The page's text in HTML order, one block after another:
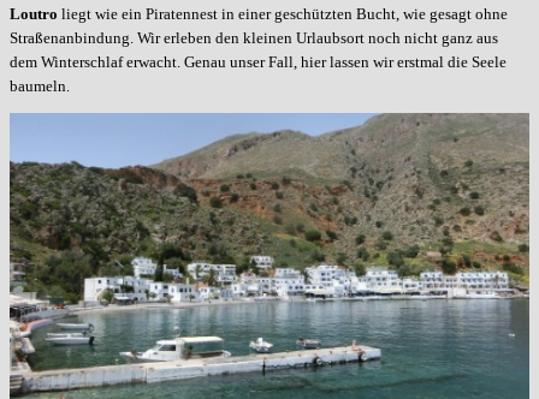
Loutro liegt wie ein Piratennest in einer geschützten Bucht, wie gesagt ohne
Straßenanbindung. Wir erleben den kleinen Urlaubsort noch nicht ganz aus
dem Winterschlaf erwacht. Genau unser Fall, hier lassen wir erstmal die Seele
baumeln.